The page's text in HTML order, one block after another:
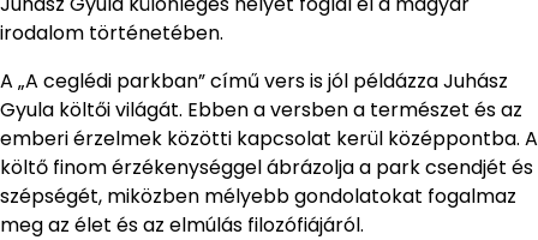
irodalom történetében.
A „A ceglédi parkban” című vers is jól példázza Juhász
Gyula költői világát. Ebben a versben a természet és az
emberi érzelmek közötti kapcsolat kerül középpontba. A
költő finom érzékenységgel ábrázolja a park csendjét és
szépségét, miközben mélyebb gondolatokat fogalmaz
meg az élet és az elmúlás filozófiájáról.